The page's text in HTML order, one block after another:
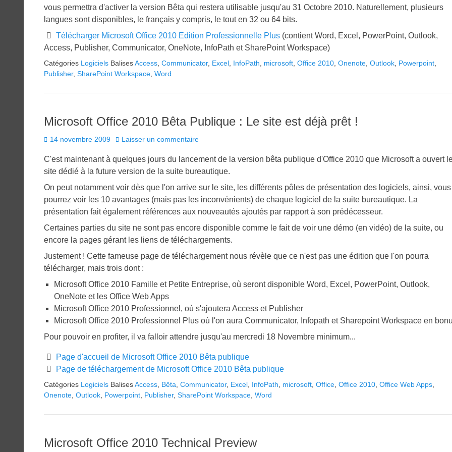
vous permettra d'activer la version Bêta qui restera utilisable jusqu'au 31 Octobre 2010. Naturellement, plusieurs
langues sont disponibles, le français y compris, le tout en 32 ou 64 bits.
Télécharger Microsoft Office 2010 Edition Professionnelle Plus (contient Word, Excel, PowerPoint, Outlook,
Access, Publisher, Communicator, OneNote, InfoPath et SharePoint Workspace)
Catégories Logiciels BalisesAccess Communicator, Excel InfoPath microsoft Office 2010 Onenote Outlook Powerpoint
Publisher, SharePoint Workspace Word
Microsoft Office 2010 Bêta Publique : Le site est déjà prêt !
Posted
14 novembre 2009 Laisser un commentaire
C'est maintenant à quelques jours du lancement de la version bêta publique d'Office 2010 que Microsoft a ouvert
site dédié à la future version de la suite bureautique.
On peut notamment voir dès que l'on arrive sur le site, les différents pôles de présentation des logiciels, ainsi, vous
pourrez voir les 10 avantages (mais pas les inconvénients) de chaque logiciel de la suite bureautique. La
présentation fait également références aux nouveautés ajoutés par rapport à son prédécesseur.
Certaines parties du site ne sont pas encore disponible comme le fait de voir une démo (en vidéo) de la suite, ou
encore la pages gérant les liens de téléchargements.
Justement ! Cette fameuse page de téléchargement nous révèle que ce n'est pas une édition que l'on pourra
télécharger, mais trois dont :
Microsoft Office 2010 Famille et Petite Entreprise, où seront disponible Word, Excel, PowerPoint, Outlook,
OneNote et les Office Web Apps
Microsoft Office 2010 Professionnel, où s'ajoutera Access et Publisher
Microsoft Office 2010 Professionnel Plus où l'on aura Communicator, Infopath et Sharepoint Workspace en
Pour pouvoir en profiter, il va falloir attendre jusqu'au mercredi 18 Novembre minimum...
Page d'accueil de Microsoft Office 2010 Bêta publique
Page de téléchargement de Microsoft Office 2010 Bêta publique
Catégories Logiciels BalisesAccess Bêta Communicator, Excel InfoPath microsoft Office Office 2010 Office Web Apps
Onenote Outlook Powerpoint Publisher, SharePoint Workspace Word
Microsoft Office 2010 Technical Preview